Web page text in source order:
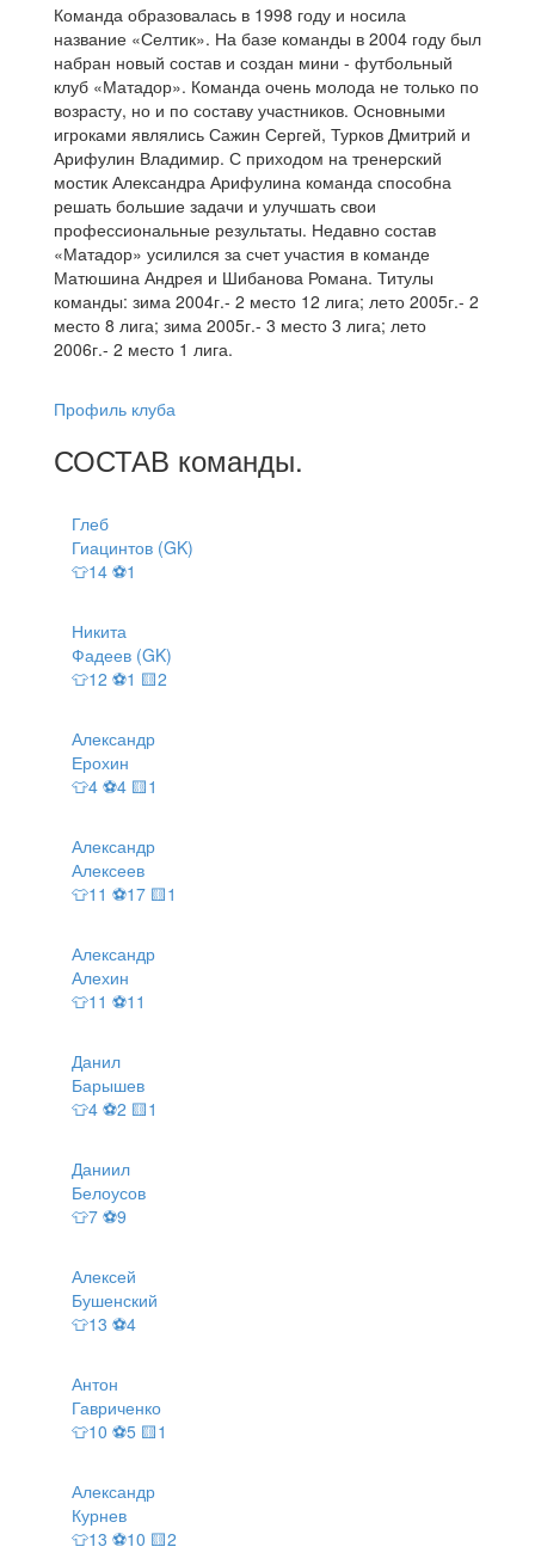
Команда образовалась в 1998 году и носила
название «Селтик». На базе команды в 2004 году был
набран новый состав и создан мини - футбольный
клуб «Матадор». Команда очень молода не только по
возрасту, но и по составу участников. Основными
игроками являлись Сажин Сергей, Турков Дмитрий и
Арифулин Владимир. С приходом на тренерский
мостик Александра Арифулина команда способна
решать большие задачи и улучшать свои
профессиональные результаты. Недавно состав
«Матадор» усилился за счет участия в команде
Матюшина Андрея и Шибанова Романа. Титулы
команды: зима 2004г.- 2 место 12 лига; лето 2005г.- 2
место 8 лига; зима 2005г.- 3 место 3 лига; лето
2006г.- 2 место 1 лига.
Профиль клуба
СОСТАВ команды.
Глеб
Гиацинтов (GK)
👕14 ⚽1
Никита
Фадеев (GK)
👕12 ⚽1 🟨2
Александр
Ерохин
👕4 ⚽4 🟨1
Александр
Алексеев
👕11 ⚽17 🟨1
Александр
Алехин
👕11 ⚽11
Данил
Барышев
👕4 ⚽2 🟨1
Даниил
Белоусов
👕7 ⚽9
Алексей
Бушенский
👕13 ⚽4
Антон
Гавриченко
👕10 ⚽5 🟨1
Александр
Курнев
👕13 ⚽10 🟨2